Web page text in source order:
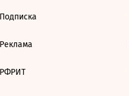
Подписка
Реклама
РФРИТ